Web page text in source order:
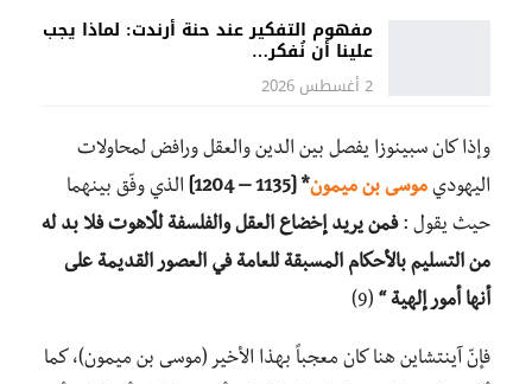
مفهوم التفكير عند حنة أرندت: لماذا يجب
علينا أن نُفكر…
2 أغسطس 2026
وإذا كان سبينوزا يفصل بين الدين والعقل ورافض لمحاولات
اليهودي موسى بن ميمون* [1135 – 1204]
الذي وفّق بينهما
حيث يقول :فمن يريد إخضاع العقل والفلسفة للّاهوت فلا بد له
من التسليم بالأحكام المسبقة للعامة في العصور القديمة على
أنها أمور إلهية “ (9)
فإنّ آينتشاين هنا كان معجباً بهذا الأخير (موسى بن ميمون)، كما